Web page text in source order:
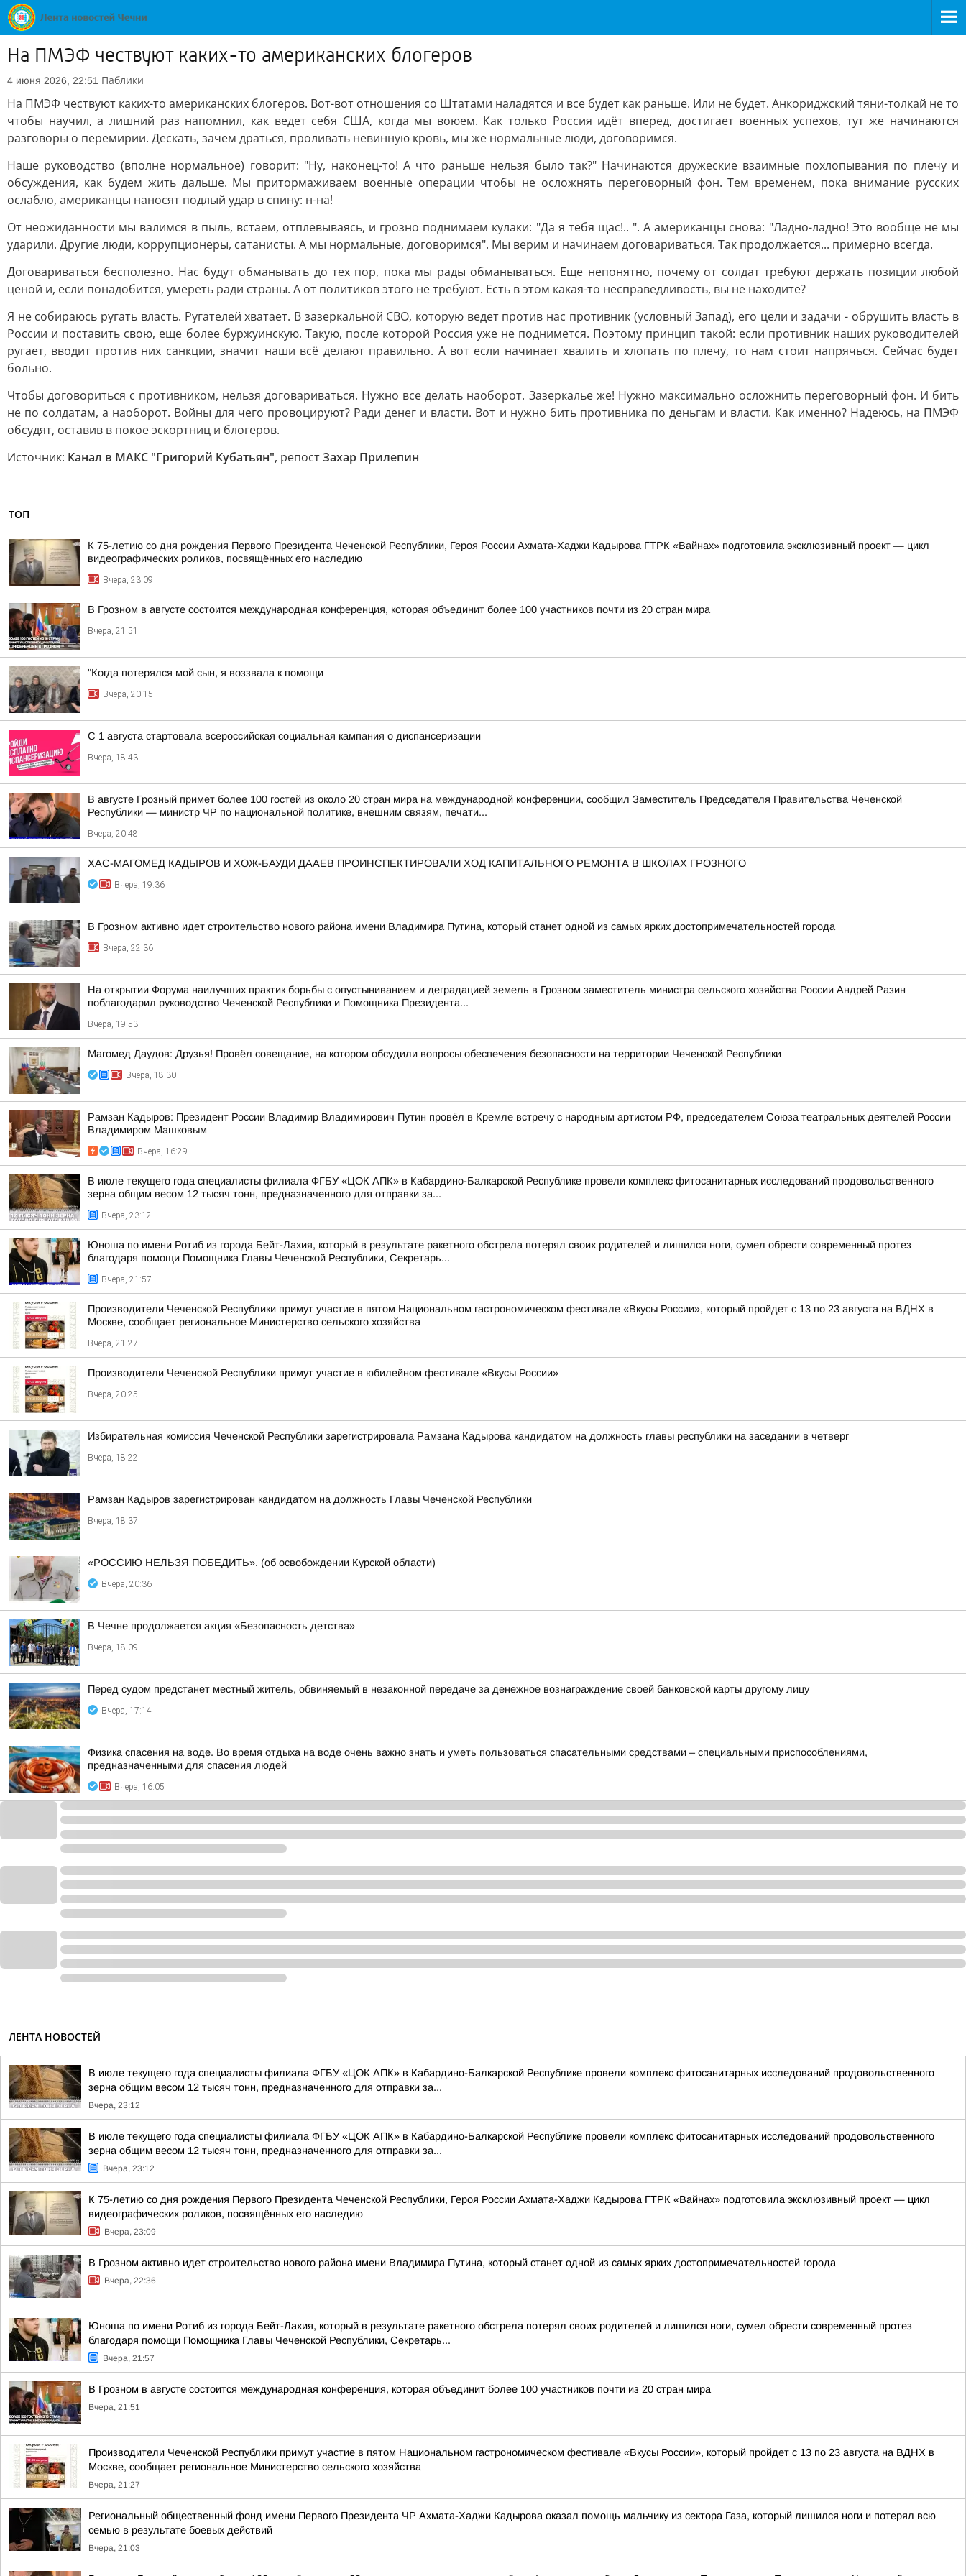
На ПМЭФ чествуют каких-то американских блогеров
4 июня 2026, 22:51 Паблики
На ПМЭФ чествуют каких-то американских блогеров. Вот-вот отношения со Штатами наладятся и все будет как раньше. Или не будет. Анкориджский тяни-толкай не то
чтобы научил, а лишний раз напомнил, как ведет себя США, когда мы воюем. Как только Россия идёт вперед, достигает военных успехов, тут же начинаются
разговоры о перемирии. Дескать, зачем драться, проливать невинную кровь, мы же нормальные люди, договоримся.
Наше руководство (вполне нормальное) говорит: "Ну, наконец-то! А что раньше нельзя было так?" Начинаются дружеские взаимные похлопывания по плечу и
обсуждения, как будем жить дальше. Мы притормаживаем военные операции чтобы не осложнять переговорный фон. Тем временем, пока внимание русских
ослабло, американцы наносят подлый удар в спину: н-на!
От неожиданности мы валимся в пыль, встаем, отплевываясь, и грозно поднимаем кулаки: "Да я тебя щас!.. ". А американцы снова: "Ладно-ладно! Это вообще не мы
ударили. Другие люди, коррупционеры, сатанисты. А мы нормальные, договоримся". Мы верим и начинаем договариваться. Так продолжается... примерно всегда.
Договариваться бесполезно. Нас будут обманывать до тех пор, пока мы рады обманываться. Еще непонятно, почему от солдат требуют держать позиции любой
ценой и, если понадобится, умереть ради страны. А от политиков этого не требуют. Есть в этом какая-то несправедливость, вы не находите?
Я не собираюсь ругать власть. Ругателей хватает. В зазеркальной СВО, которую ведет против нас противник (условный Запад), его цели и задачи - обрушить власть в
России и поставить свою, еще более буржуинскую. Такую, после которой Россия уже не поднимется. Поэтому принцип такой: если противник наших руководителей
ругает, вводит против них санкции, значит наши всё делают правильно. А вот если начинает хвалить и хлопать по плечу, то нам стоит напрячься. Сейчас будет
больно.
Чтобы договориться с противником, нельзя договариваться. Нужно все делать наоборот. Зазеркалье же! Нужно максимально осложнить переговорный фон. И бить
не по солдатам, а наоборот. Войны для чего провоцируют? Ради денег и власти. Вот и нужно бить противника по деньгам и власти. Как именно? Надеюсь, на ПМЭФ
обсудят, оставив в покое эскортниц и блогеров.
Источник: Канал в МАКС "Григорий Кубатьян", репостЗахар Прилепин
ТОП
К 75-летию со дня рождения Первого Президента Чеченской Республики, Героя России Ахмата-Хаджи Кадырова ГТРК «Вайнах» подготовила эксклюзивный проект — цикл
видеографических роликов, посвящённых его наследию
Вчера, 23:09
В Грозном в августе состоится международная конференция, которая объединит более 100 участников почти из 20 стран мира
Вчера, 21:51
"Когда потерялся мой сын, я воззвала к помощи
Вчера, 20:15
С 1 августа стартовала всероссийская социальная кампания о диспансеризации
Вчера, 18:43
В августе Грозный примет более 100 гостей из около 20 стран мира на международной конференции, сообщил Заместитель Председателя Правительства Чеченской
Республики — министр ЧР по национальной политике, внешним связям, печати...
Вчера, 20:48
ХАС-МАГОМЕД КАДЫРОВ И ХОЖ-БАУДИ ДААЕВ ПРОИНСПЕКТИРОВАЛИ ХОД КАПИТАЛЬНОГО РЕМОНТА В ШКОЛАХ ГРОЗНОГО
Вчера, 19:36
В Грозном активно идет строительство нового района имени Владимира Путина, который станет одной из самых ярких достопримечательностей города
Вчера, 22:36
На открытии Форума наилучших практик борьбы с опустыниванием и деградацией земель в Грозном заместитель министра сельского хозяйства России Андрей Разин
поблагодарил руководство Чеченской Республики и Помощника Президента...
Вчера, 19:53
Магомед Даудов: Друзья! Провёл совещание, на котором обсудили вопросы обеспечения безопасности на территории Чеченской Республики
Вчера, 18:30
Рамзан Кадыров: Президент России Владимир Владимирович Путин провёл в Кремле встречу с народным артистом РФ, председателем Союза театральных деятелей России
Владимиром Машковым
Вчера, 16:29
В июле текущего года специалисты филиала ФГБУ «ЦОК АПК» в Кабардино-Балкарской Республике провели комплекс фитосанитарных исследований продовольственного
зерна общим весом 12 тысяч тонн, предназначенного для отправки за...
Вчера, 23:12
Юноша по имени Ротиб из города Бейт-Лахия, который в результате ракетного обстрела потерял своих родителей и лишился ноги, сумел обрести современный протез
благодаря помощи Помощника Главы Чеченской Республики, Секретарь...
Вчера, 21:57
Производители Чеченской Республики примут участие в пятом Национальном гастрономическом фестивале «Вкусы России», который пройдет с 13 по 23 августа на ВДНХ в
Москве, сообщает региональное Министерство сельского хозяйства
Вчера, 21:27
Производители Чеченской Республики примут участие в юбилейном фестивале «Вкусы России»
Вчера, 20:25
Избирательная комиссия Чеченской Республики зарегистрировала Рамзана Кадырова кандидатом на должность главы республики на заседании в четверг
Вчера, 18:22
Рамзан Кадыров зарегистрирован кандидатом на должность Главы Чеченской Республики
Вчера, 18:37
«РОССИЮ НЕЛЬЗЯ ПОБЕДИТЬ». (об освобождении Курской области)
Вчера, 20:36
В Чечне продолжается акция «Безопасность детства»
Вчера, 18:09
Перед судом предстанет местный житель, обвиняемый в незаконной передаче за денежное вознаграждение своей банковской карты другому лицу
Вчера, 17:14
Физика спасения на воде. Во время отдыха на воде очень важно знать и уметь пользоваться спасательными средствами – специальными приспособлениями,
предназначенными для спасения людей
Вчера, 16:05
ЛЕНТА НОВОСТЕЙ
В июле текущего года специалисты филиала ФГБУ «ЦОК АПК» в Кабардино-Балкарской Республике провели комплекс фитосанитарных исследований продовольственного
зерна общим весом 12 тысяч тонн, предназначенного для отправки за...
Вчера, 23:12
В июле текущего года специалисты филиала ФГБУ «ЦОК АПК» в Кабардино-Балкарской Республике провели комплекс фитосанитарных исследований продовольственного
зерна общим весом 12 тысяч тонн, предназначенного для отправки за...
Вчера, 23:12
К 75-летию со дня рождения Первого Президента Чеченской Республики, Героя России Ахмата-Хаджи Кадырова ГТРК «Вайнах» подготовила эксклюзивный проект — цикл
видеографических роликов, посвящённых его наследию
Вчера, 23:09
В Грозном активно идет строительство нового района имени Владимира Путина, который станет одной из самых ярких достопримечательностей города
Вчера, 22:36
Юноша по имени Ротиб из города Бейт-Лахия, который в результате ракетного обстрела потерял своих родителей и лишился ноги, сумел обрести современный протез
благодаря помощи Помощника Главы Чеченской Республики, Секретарь...
Вчера, 21:57
В Грозном в августе состоится международная конференция, которая объединит более 100 участников почти из 20 стран мира
Вчера, 21:51
Производители Чеченской Республики примут участие в пятом Национальном гастрономическом фестивале «Вкусы России», который пройдет с 13 по 23 августа на ВДНХ в
Москве, сообщает региональное Министерство сельского хозяйства
Вчера, 21:27
Региональный общественный фонд имени Первого Президента ЧР Ахмата-Хаджи Кадырова оказал помощь мальчику из сектора Газа, который лишился ноги и потерял всю
семью в результате боевых действий
Вчера, 21:03